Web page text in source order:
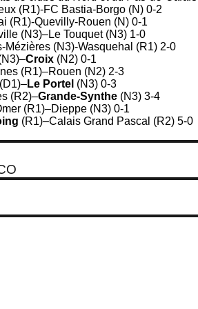
(R1)-FC Bastia-Borgo (N) 0-2
(R1)-Quevilly-Rouen (N) 0-1
(N3)–Le Touquet (N3) 1-0
Mézières (N3)-Wasquehal (R1) 2-0
Croix (N2) 0-1
(R1)–Rouen (N2) 2-3
Le Portel (N3) 0-3
(R2)–Grande-Synthe (N3) 3-4
(R1)–Dieppe (N3) 0-1
(R1)–Calais Grand Pascal (R2) 5-0